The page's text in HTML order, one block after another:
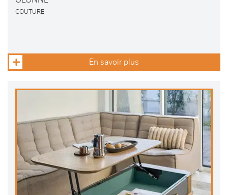
COUTURE
En savoir plus